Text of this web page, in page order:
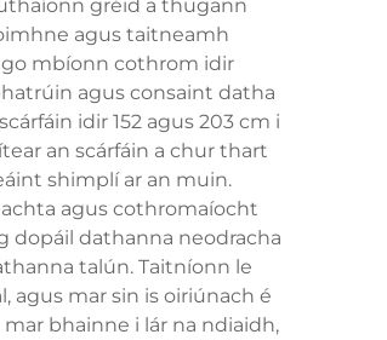
gréid a thugann
agus taitneamh
go mbíonn cothrom idir
agus consaint datha
idir 152 agus 203 cm i
an scárfáin a chur thart
shimplí ar an muin.
agus cothromaíocht
dopáil dathanna neodracha
talún. Taitníonn le
agus mar sin is oiriúnach é
bhainne i lár na ndiaidh,